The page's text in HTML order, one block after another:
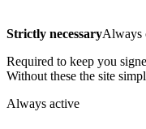
Strictly necessaryAlways
Required to keep you
Without these the site
Always active